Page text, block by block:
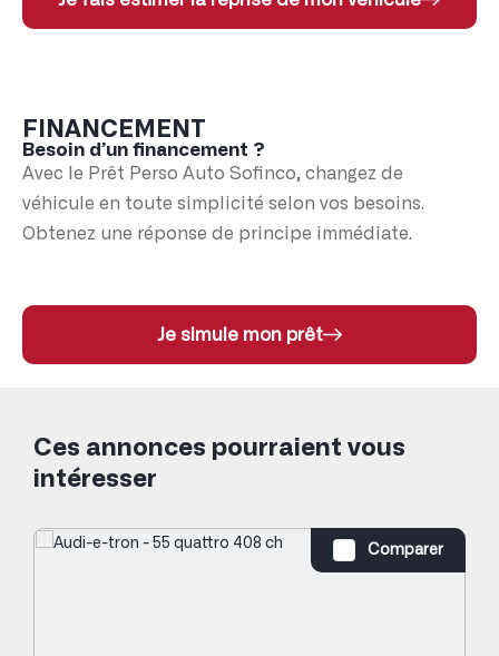
FINANCEMENT
Besoin d’un financement ?
Avec le Prêt Perso Auto Sofinco, changez de
véhicule en toute simplicité selon vos besoins.
Obtenez une réponse de principe immédiate.
Je simule mon prêt
Ces annonces pourraient vous
intéresser
Comparer